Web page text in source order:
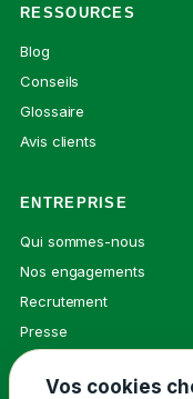
RESSOURCES
Blog
Conseils
Glossaire
Avis clients
ENTREPRISE
Qui sommes-nous
Nos engagements
Recrutement
Presse
Contact
Vos cookies